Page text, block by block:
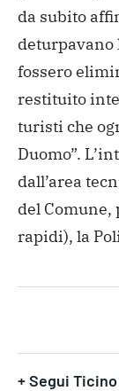
da subito
deturpavano
fossero
restituito
turisti che
Duomo”.
dall’area
del
rapidi), la
+ Segui